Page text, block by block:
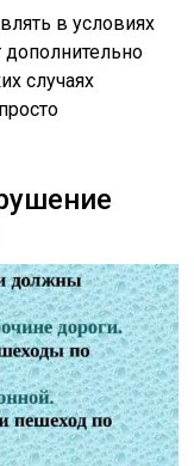
в условиях
случаях